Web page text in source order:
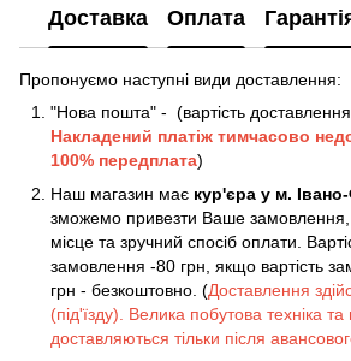
Доставка Оплата
Пропонуємо наступні види доставлення:
"Нова пошта" - (вартість
Накладений платіж тимчасово
100% передплата)
Наш магазин має кур'єра у м.
зможемо привезти Ваше замовлення,
місце та зручний спосіб оплати.
замовлення -80 грн, якщо вартість
грн - безкоштовно. (Доставлення
(під'їзду). Велика побутова техніка та
доставляються тільки після